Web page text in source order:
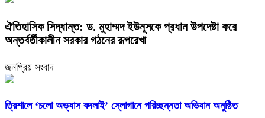
ঐতিহাসিক সিদ্ধান্ত: ড. মুহাম্মদ ইউনূসকে প্রধান উপদেষ্টা করে
অন্তর্বর্তীকালীন সরকার গঠনের রূপরেখা
জনপ্রিয় সংবাদ
‎ত্রিশালে ‘চলো অভ্যাস বদলাই’ স্লোগানে পরিচ্ছন্নতা অভিযান অনুষ্ঠিত